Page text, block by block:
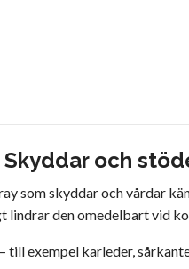
Skyddar och
som skyddar och vårdar
lindrar den omedelbart vid
exempel karleder,